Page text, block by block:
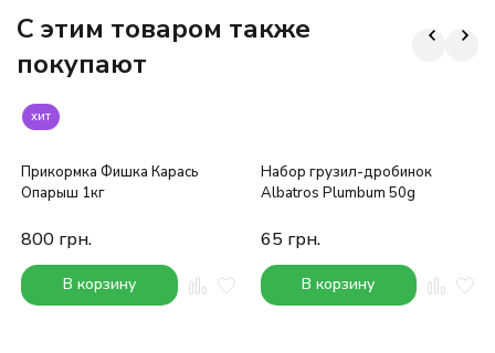
C этим товаром также
покупают
хит
Прикормка Фишка Карась
Опарыш 1кг
800 грн.
В корзину
Набор грузил-дробинок
Albatros Plumbum 50g
65 грн.
В корзину